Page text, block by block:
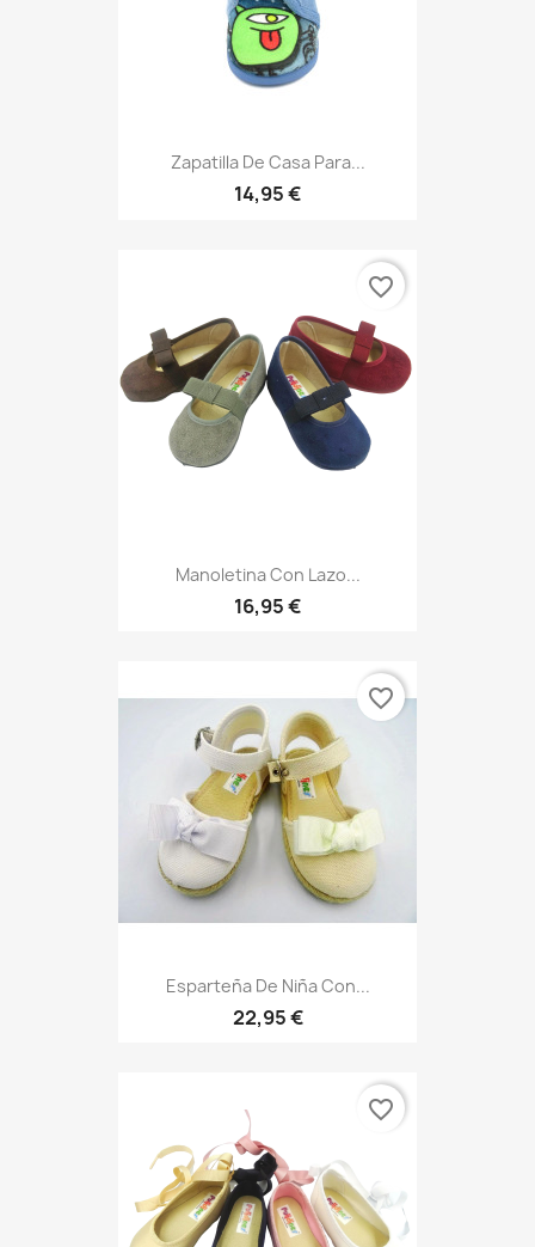
Zapatilla De Casa Para...
14,95 €
Manoletina Con Lazo...
16,95 €
favorite_border
Esparteña De Niña Con...
22,95 €
favorite_border
favorite_border